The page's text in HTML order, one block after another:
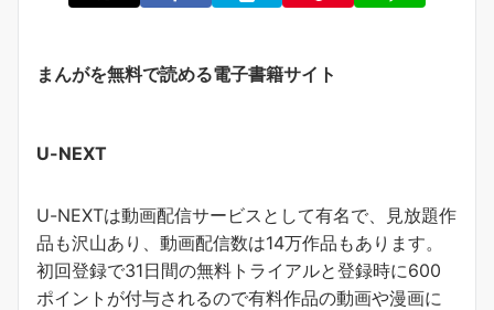
まんがを無料で読める電子書籍サイト
U-NEXT
U-NEXTは動画配信サービスとして有名で、見放題作
品も沢山あり、動画配信数は14万作品もあります。
初回登録で31日間の無料トライアルと登録時に600
ポイントが付与されるので有料作品の動画や漫画に